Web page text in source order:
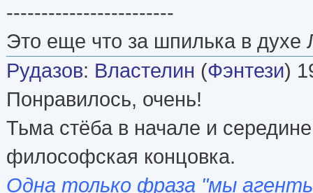
------------------------
Это еще что за шпилька в духе
Рудазов: Властелин (Фэнтези)
Понравилось, очень!
Тьма стёба в начале и
философская концовка.
Одна только фраза "мы